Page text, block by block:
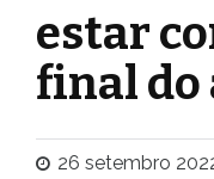
estar
final do
26 setembro